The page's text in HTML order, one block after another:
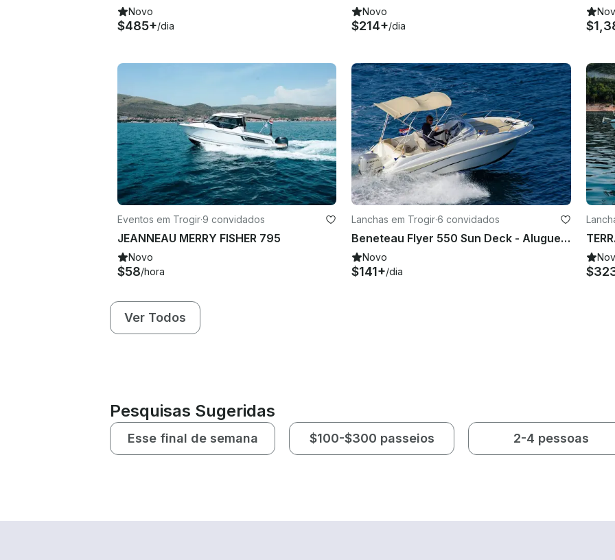
Novo
$485+/dia
Novo
$214+/dia
Eventos em Trogir·9 convidados
JEANNEAU MERRY FISHER 795
Novo
$58/hora
Lanchas em Trogir·6 convidados
Beneteau Flyer 550 Sun Deck - Aluguel em Trogir, Croácia - Cuddy Cabin/Walk Around
Novo
$141+/dia
Ver Todos
Pesquisas Sugeridas
Esse final de semana $100-$300 passeios 2-4 pessoas